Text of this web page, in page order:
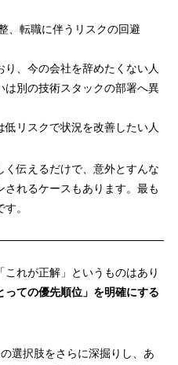
、転職に伴うリスクの回避
、今の会社を辞めたくない人
は別の技術スタックの部署へ異
リスクで状況を改善したい人
く伝えるだけで、意外とすんな
されるケースもあります。最も
。
れが正解」というものはあり
っての優先順位」を明確にする
選択肢をさらに深掘りし、あ